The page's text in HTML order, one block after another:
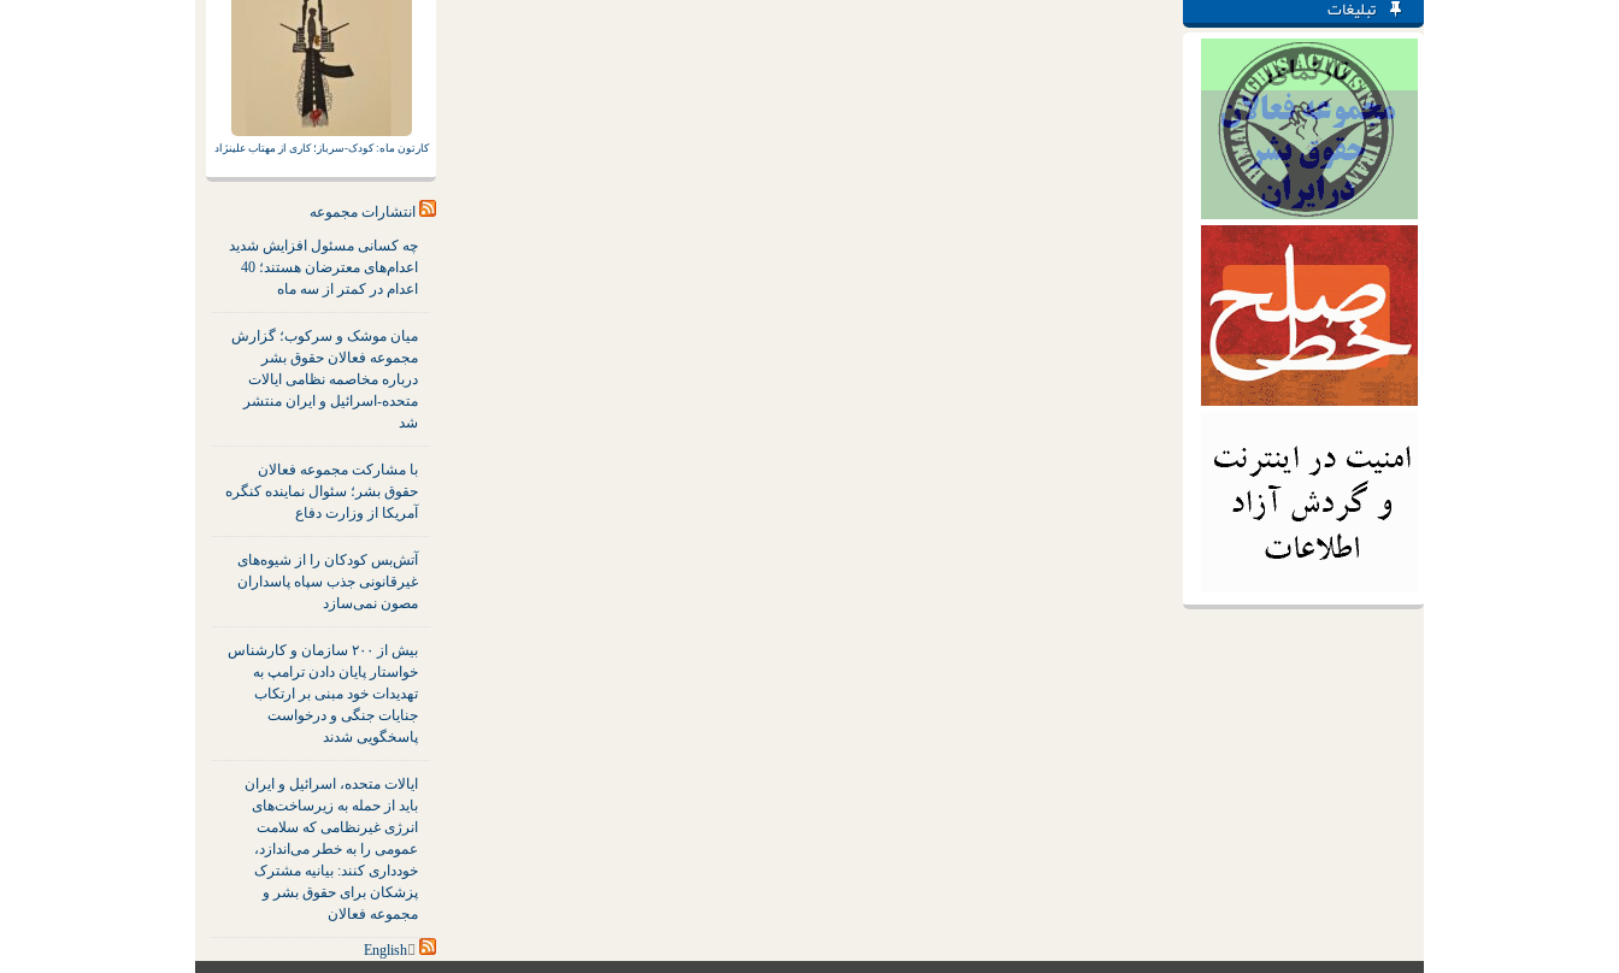
کارتون ماه: کودک-سرباز؛ کاری از مهتاب علینژاد
انتشارات مجموعه
چه کسانی مسئول افزایش شدید
اعدام‌های معترضان هستند؛ 40
اعدام در کمتر از سه ماه
میان موشک و سرکوب؛ گزارش
مجموعه فعالان حقوق بشر
درباره مخاصمه نظامی ایالات
متحده-اسرائیل و ایران منتشر
شد
با مشارکت مجموعه فعالان
حقوق بشر؛ سئوال نماینده کنگره
آمریکا از وزارت دفاع
آتش‌بس کودکان را از شیوه‌های
غیرقانونی جذب سپاه پاسداران
مصون نمی‌سازد
بیش از ۲۰۰ سازمان و کارشناس
خواستار پایان دادن ترامپ به
تهدیدات خود مبنی بر ارتکاب
جنایات جنگی و درخواست
پاسخگویی شدند
ایالات متحده، اسرائیل و ایران
باید از حمله به زیرساخت‌های
انرژی غیرنظامی که سلامت
عمومی را به خطر می‌اندازد،
خودداری کنند: بیانیه مشترک
پزشکان برای حقوق بشر و
مجموعه فعالان
تبلیغات